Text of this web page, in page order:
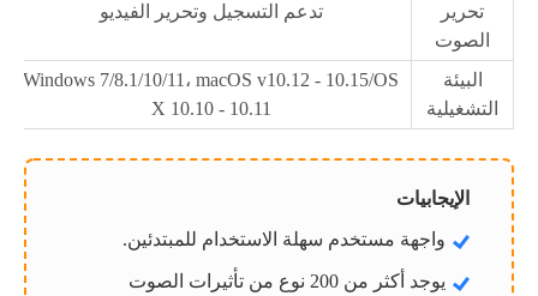
تحرير
الصوت
تدعم التسجيل وتحرير الفيديو
البيئة
التشغيلية
Windows 7/8.1/10/11، macOS v10.12 - 10.15/OS
X 10.10 - 10.11
الإيجابيات
واجهة مستخدم سهلة الاستخدام للمبتدئين.
يوجد أكثر من 200 نوع من تأثيرات الصوت